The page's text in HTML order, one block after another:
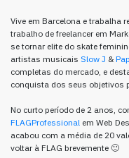
Vive em Barcelona e trabalha
trabalho de freelancer em
se tornar elite do skate
artistas musicais Slow J &
completas do mercado, e
conquista dos seus objetivos
No curto período de 2 anos,
FLAGProfessional em Web
acabou com a média de 20
voltar à FLAG brevemente 🙂